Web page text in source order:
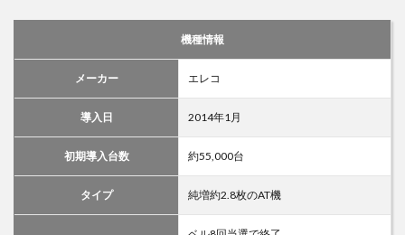
機種情報
メーカー エレコ
導入日 2014年1月
初期導入台数 約55,000台
タイプ 純増約2.8枚のAT機